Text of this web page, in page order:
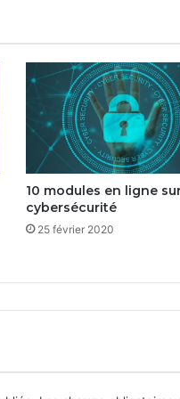
10 modules en ligne
cybersécurité
25 février 2020